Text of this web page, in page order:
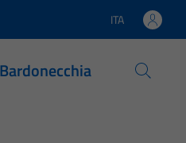
Lingua attiva:
ITA